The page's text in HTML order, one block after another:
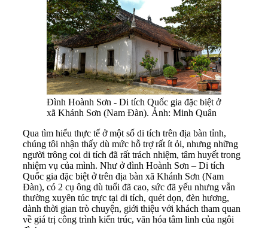
Đình Hoành Sơn - Di tích Quốc gia đặc biệt ở
xã Khánh Sơn (Nam Đàn). Ảnh: Minh Quân
Qua tìm hiểu thực tế ở một số di tích trên địa bàn tỉnh,
chúng tôi nhận thấy dù mức hỗ trợ rất ít ỏi, nhưng những
người trông coi di tích đã rất trách nhiệm, tâm huyết trong
nhiệm vụ của mình. Như ở đình Hoành Sơn – Di tích
Quốc gia đặc biệt ở trên địa bàn xã Khánh Sơn (Nam
Đàn), có 2 cụ ông dù tuổi đã cao, sức đã yếu nhưng vẫn
thường xuyên túc trực tại di tích, quét dọn, đèn hương,
dành thời gian trò chuyện, giới thiệu với khách tham quan
về giá trị công trình kiến trúc, văn hóa tâm linh của ngôi